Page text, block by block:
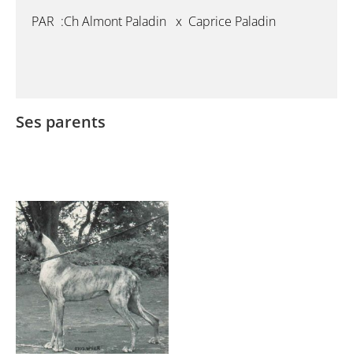
PAR :Ch Almont Paladin x Caprice Paladin
Ses parents